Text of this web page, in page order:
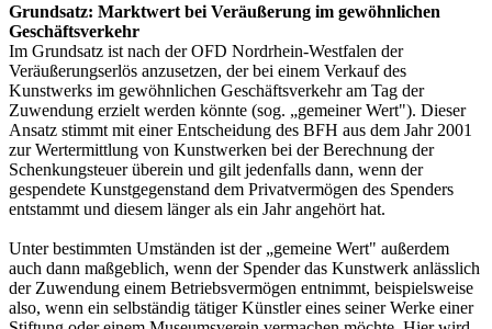
Grundsatz: Marktwert bei Veräußerung im gewöhnlichen
Geschäftsverkehr
Im Grundsatz ist nach der OFD Nordrhein-Westfalen der
Veräußerungserlös anzusetzen, der bei einem Verkauf des
Kunstwerks im gewöhnlichen Geschäftsverkehr am Tag der
Zuwendung erzielt werden könnte (sog. „gemeiner Wert"). Dieser
Ansatz stimmt mit einer Entscheidung des BFH aus dem Jahr 2001
zur Wertermittlung von Kunstwerken bei der Berechnung der
Schenkungsteuer überein und gilt jedenfalls dann, wenn der
gespendete Kunstgegenstand dem Privatvermögen des Spenders
entstammt und diesem länger als ein Jahr angehört hat.
Unter bestimmten Umständen ist der „gemeine Wert" außerdem
auch dann maßgeblich, wenn der Spender das Kunstwerk anlässlich
der Zuwendung einem Betriebsvermögen entnimmt, beispielsweise
also, wenn ein selbständig tätiger Künstler eines seiner Werke einer